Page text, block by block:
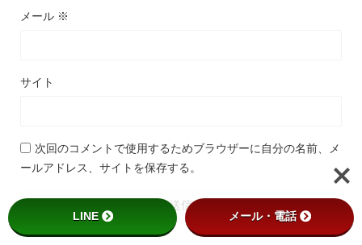
メール ※
サイト
次回のコメントで使用するためブラウザーに自分の名前、メ
ールアドレス、サイトを保存する。
LINE メール・電話